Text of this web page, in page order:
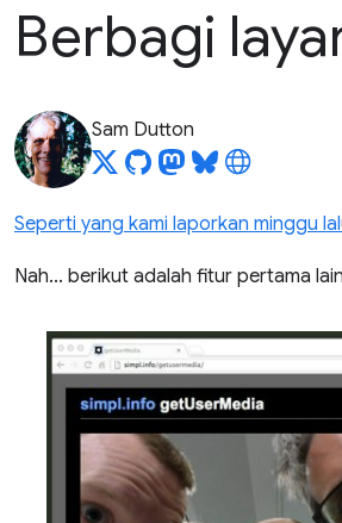
Berbagi
Sam Dutton
Seperti yang kami laporkan minggu
Nah... berikut adalah fitur pertama